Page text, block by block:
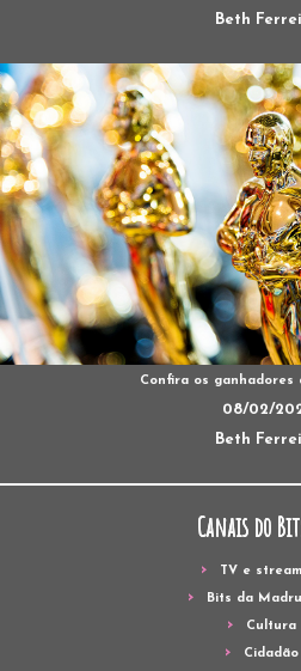
Beth
Confira os ganhadores
08/02/
Beth
Canais do
TV e
Bits da
Cultura
Cidadão